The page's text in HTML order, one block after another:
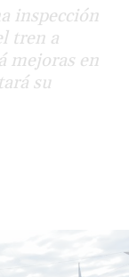
inspección
tren a
mejoras en
su